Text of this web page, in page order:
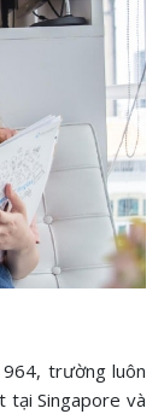
trường luôn
Singapore và